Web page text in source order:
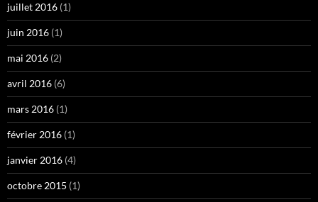
juillet 2016 (1)
juin 2016 (1)
mai 2016 (2)
avril 2016 (6)
mars 2016 (1)
février 2016 (1)
janvier 2016 (4)
octobre 2015 (1)